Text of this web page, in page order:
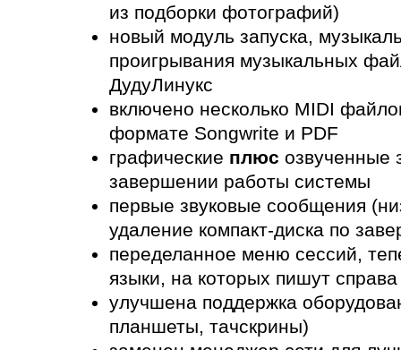
из подборки фотографий)
новый модуль запуска,
проигрывания музыкальных
ДудуЛинукс
включено несколько MIDI
формате Songwrite и PDF
графические плюс озвученные
завершении работы системы
первые звуковые сообщения
удаление компакт-диска по
переделанное меню сессий,
языки, на которых пишут
улучшена поддержка
планшеты, тачскрины)